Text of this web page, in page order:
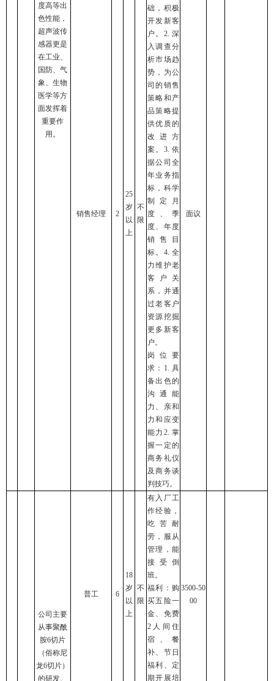
度高等出
色性能，
超声波传
感器更是
在工业、
国防、气
象、生物
医学等方
面发挥着
重要作
用。
销售经理 2
25
岁
以
上
不
限
础，积极
开发新客
户。2. 深
入调查分
析市场趋
势，为公
司的销售
策略和产
品策略提
供优质的
改进方
案。3. 依
据公司全
年业务指
标，科学
制定月
度、季
度、年度
销售目
标。4. 全
力维护老
客户关
系，并通
过老客户
资源挖掘
更多新客
户。
岗位要
求：1. 具
备出色的
沟通能
力、亲和
力和应变
能力2. 掌
握一定的
商务礼仪
及商务谈
判技巧。
面议
公司主要
从事聚酰
胺6切片
（俗称尼
龙6切片）
的研发、
普工 6
18
岁
以
上
不
限
有入厂工
作经验，
吃苦耐
劳，服从
管理，能
接受倒
班。
福利：购
买五险一
金、免费
2人间住
宿、餐
补、节日
福利、定
期开展培
3500-50
00